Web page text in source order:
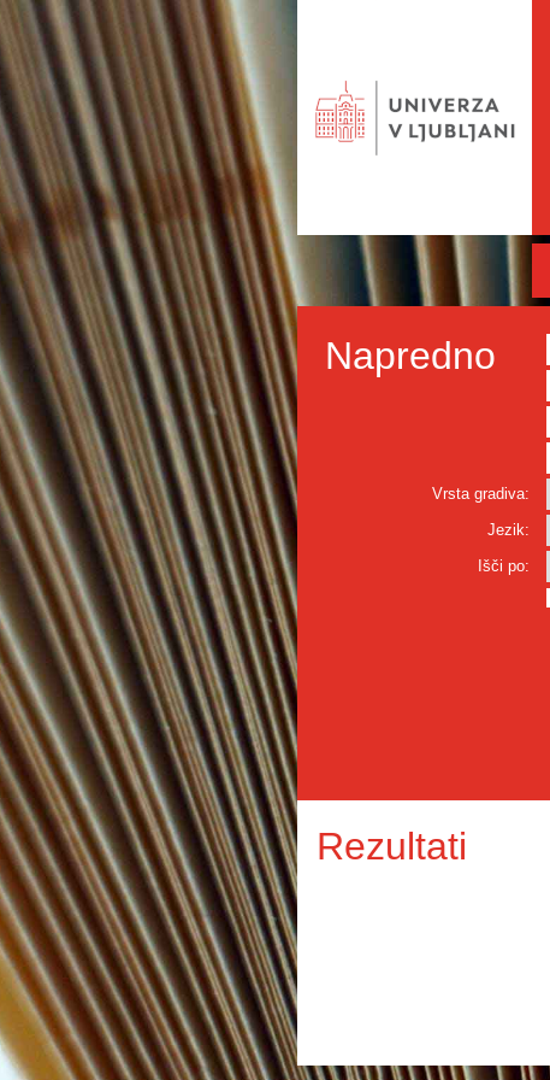
Napredno
Vrsta gradiva:
Jezik:
Išči po:
Rezultati